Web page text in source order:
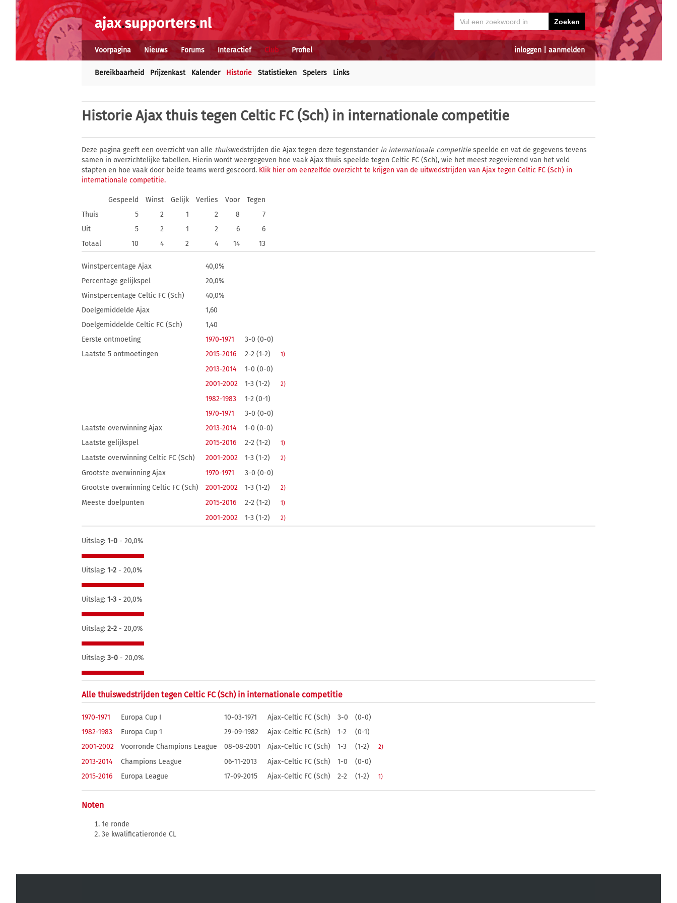
inloggen aanmelden
Voorpagina Nieuws Forums Interactief Club Profiel
Bereikbaarheid Prijzenkast Kalender Historie Statistieken Spelers Links
Historie Ajax thuis tegen Celtic FC (Sch) in internationale competitie
Deze pagina geeft een overzicht van alle thuiswedstrijden die Ajax tegen deze tegenstander in internationale competitie speelde en vat de gegevens tevens
samen in overzichtelijke tabellen. Hierin wordt weergegeven hoe vaak Ajax thuis speelde tegen Celtic FC (Sch), wie het meest zegevierend van het veld
stapten en hoe vaak door beide teams werd gescoord. Klik hier om eenzelfde overzicht te krijgen van de uitwedstrijden van Ajax tegen Celtic FC (Sch) in
internationale competitie.
Gespeeld Winst Gelijk Verlies Voor
Tegen
Thuis
5 2 1 2 8
7
Uit
5 2 1 2 6
6
Totaal
10 4 2 4 14 13
Winstpercentage Ajax
40,0%
Percentage gelijkspel
20,0%
Winstpercentage Celtic FC (Sch)
40,0%
Doelgemiddelde Ajax
1,60
Doelgemiddelde Celtic FC (Sch)
1,40
Eerste ontmoeting
1970-1971
3-0 (0-0)
Laatste 5 ontmoetingen
2015-2016 2-2 (1-2) 1)
2013-2014
1-0 (0-0)
2001-2002
1-3 (1-2) 2)
1982-1983
1-2 (0-1)
1970-1971
3-0 (0-0)
Laatste overwinning Ajax
2013-2014
1-0 (0-0)
Laatste gelijkspel
2015-2016 2-2 (1-2) 1)
Laatste overwinning Celtic FC (Sch) 2001-2002 1-3 (1-2) 2)
Grootste overwinning Ajax 1970-1971
3-0 (0-0)
Grootste overwinning Celtic FC (Sch)
2001-2002 1-3 (1-2) 2)
Meeste doelpunten 2015-2016 2-2 (1-2) 1)
2001-2002 1-3 (1-2) 2)
Uitslag: 1-0 - 20,0%
Uitslag: 1-2 - 20,0%
Uitslag: 1-3 - 20,0%
Uitslag: 2-2 - 20,0%
Uitslag: 3-0 - 20,0%
Alle thuiswedstrijden tegen Celtic FC (Sch) in internationale competitie
1970-1971 Europa Cup I 10-03-1971 Ajax-Celtic FC (Sch) 3-0
(0-0)
1982-1983
Europa Cup 1 29-09-1982 Ajax-Celtic FC (Sch) 1-2
(0-1)
2001-2002
Voorronde Champions League 08-08-2001 Ajax-Celtic FC (Sch) 1-3 (1-2) 2)
2013-2014 Champions League 06-11-2013 Ajax-Celtic FC (Sch) 1-0
(0-0)
2015-2016
Europa League 17-09-2015 Ajax-Celtic FC (Sch) 2-2 (1-2) 1)
Noten
1e ronde
3e kwalificatieronde CL